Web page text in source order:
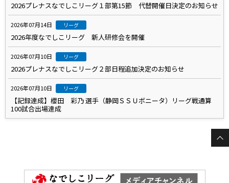
2026プレナスなでしこリーグ１部第15節 代替開催日決定のお知らせ
2026年07月14日 リーグ
2026年度なでしこリーグ 新人研修会を開催
2026年07月10日 リーグ
2026プレナスなでしこリーグ２部日程追加決定のお知らせ
2026年07月10日 リーグ
【記録達成】櫻田 彩乃 選手（静岡ＳＳＵボニータ）リーグ戦通算
100試合出場達成